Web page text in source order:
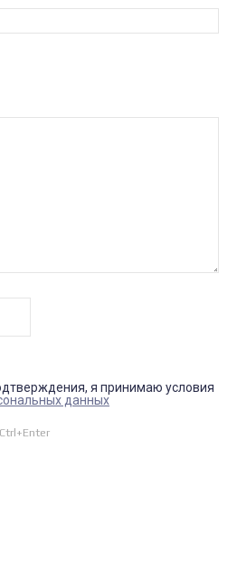
я принимаю условия
данных
Ctrl+Enter